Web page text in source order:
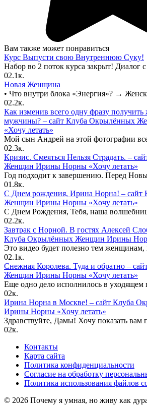
Вам также может понравиться
Курс Выпусти свою Внутреннюю Суку!
Набор во 2 поток курса закрыт! Диалог
02.1к.
Новая Женщина
• Что внутри блока «Энергия»? →
02.2к.
Как изменив всего одну фразу получить
мужчины? – сайт Клуба Окрылённых
«Хочу летать»
Мой сын Андрей на этой фотографии
02.3к.
Кризис. Смеяться Нельзя Страдать. –
Женщин Ирины Норны «Хочу летать»
Год подходит к завершению. Перед
01.8к.
С Днем рождения, Ирина Норна! – сайт
Женщин Ирины Норны «Хочу летать»
С Днем Рождения, Тебя, наша
02.2к.
Завтрак с Норной. В гостях Алексей
Клуба Окрылённых Женщин Ирины
Это видео будет полезно тем женщинам,
02.1к.
Снежная Королева. Туда и обратно –
Женщин Ирины Норны «Хочу летать»
Еще одно дело исполнилось в уходящем
02к.
Ирина Норна в Москве! – сайт Клуба
Ирины Норны «Хочу летать»
Здравствуйте, Дамы! Хочу показать вам
02к.
Контакты
Карта сайта
Политика конфиденциальности
Согласие на обработку
Политика использования файлов
© 2026 Почему я умная, но живу как